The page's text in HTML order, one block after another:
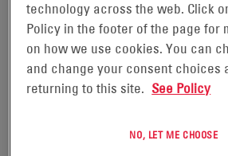
batería preferida que se ha ganado
clientes para gestionar sus
"Con el paso de los años, las baterías
hecho famosas por su potencia,
McMullen, director sénior de
technology across the web. Click
Policy in the footer of the page for
on how we use cookies. You can
and change your consent choices
returning to this site. See Policy
NO, LET ME CHOOSE